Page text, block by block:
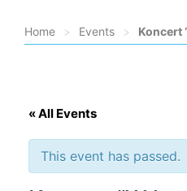
Home > Events > Koncert
« All Events
This event has passed.